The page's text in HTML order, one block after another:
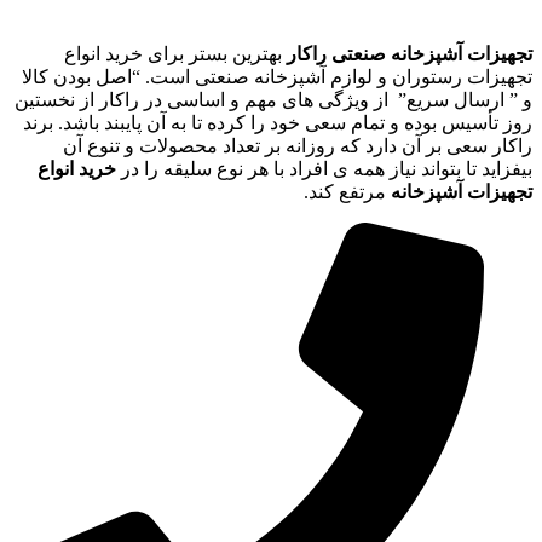
تجهیزات آشپزخانه صنعتی راکار بهترین بستر برای خرید انواع
تجهیزات رستوران و لوازم آشپزخانه صنعتی است. “اصل بودن کالا
و ” ارسال سریع” از ویژگی های مهم و اساسی در راکار از نخستین
روز تأسیس بوده و تمام سعی خود را کرده تا به آن پایبند باشد. برند
راکار سعی بر آن دارد که روزانه بر تعداد محصولات و تنوع آن
بیفزاید تا بتواند نیاز همه ی افراد با هر نوع سلیقه را در خرید انواع
تجهیزات آشپزخانه مرتفع کند.